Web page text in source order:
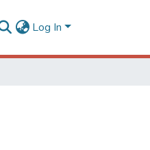
Log In